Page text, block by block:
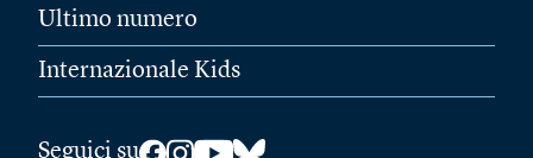
Ultimo numero
Internazionale Kids
Seguici su